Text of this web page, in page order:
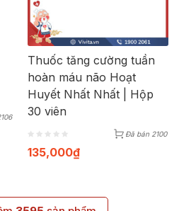
Thuốc tăng cường tuần
hoàn máu não Hoạt
Huyết Nhất Nhất | Hộp
30 viên
Đã bán 2100
135,000₫